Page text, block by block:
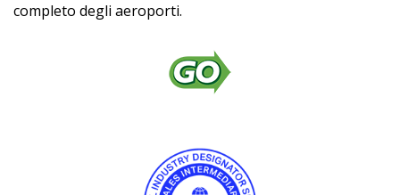
completo degli aeroporti.